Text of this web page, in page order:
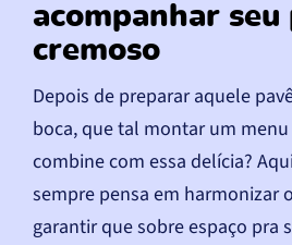
acompanhar seu
cremoso
Depois de preparar aquele
boca, que tal montar um
combine com essa delícia?
sempre pensa em harmonizar
garantir que sobre espaço pra